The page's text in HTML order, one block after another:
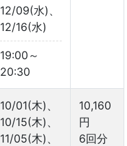
12/09(水)、
12/16(水)
19:00～
20:30
10/01(木)、
10/15(木)、
11/05(木)、
10,160
円
6回分